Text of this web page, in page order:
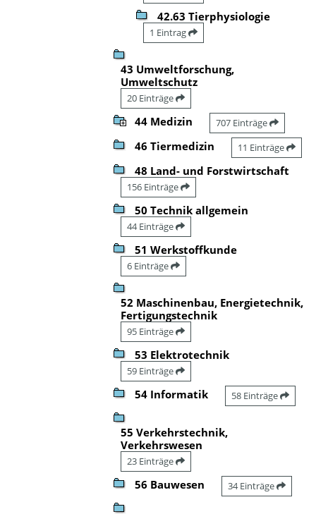
42.63 Tierphysiologie
1 Eintrag
43 Umweltforschung,
Umweltschutz
20 Einträge
44 Medizin 707 Einträge
46 Tiermedizin 11 Einträge
48 Land- und Forstwirtschaft
156 Einträge
50 Technik allgemein
44 Einträge
51 Werkstoffkunde
6 Einträge
52 Maschinenbau, Energietechnik,
Fertigungstechnik
95 Einträge
53 Elektrotechnik
59 Einträge
54 Informatik 58 Einträge
55 Verkehrstechnik,
Verkehrswesen
23 Einträge
56 Bauwesen 34 Einträge